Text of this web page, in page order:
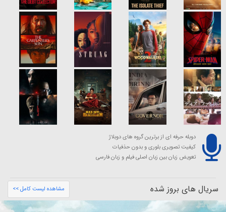
دوبله حرفه ای از برترین گروه های دوبلاژ
کیفیت تصویری بلوری و بدون حذفیات
تعویض زبان بین زبان اصلی فیلم و زبان فارسی
سریال های بروز شده مشاهده لیست کامل >>